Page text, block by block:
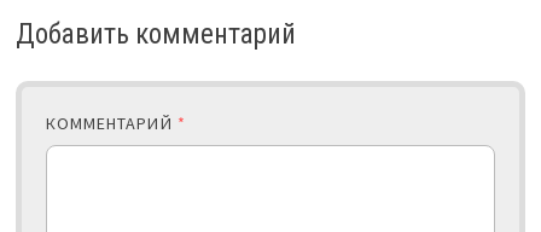
Добавить комментарий
КОММЕНТАРИЙ *